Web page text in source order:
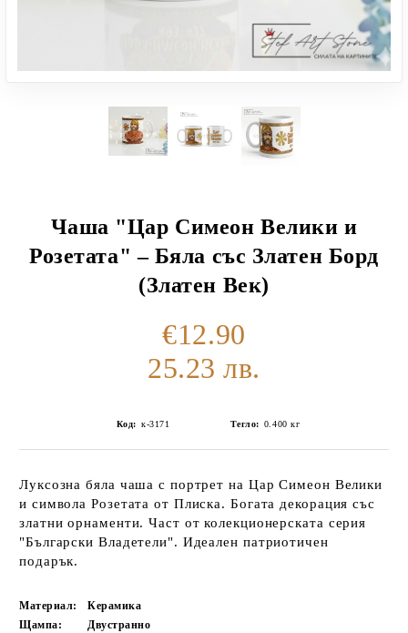
Чаша "Цар Симеон Велики и
Розетата" – Бяла със Златен Борд
(Златен Век)
€12.90
25.23 лв.
Код: к-3171 Тегло: 0.400 кг
Луксозна бяла чаша с портрет на Цар Симеон Велики
и символа Розетата от Плиска. Богата декорация със
златни орнаменти. Част от колекционерската серия
"Български Владетели". Идеален патриотичен
подарък.
Материал:
Керамика
Щампа:
Двустранно